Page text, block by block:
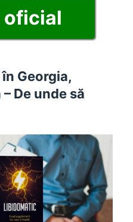
Georgia,
De unde să